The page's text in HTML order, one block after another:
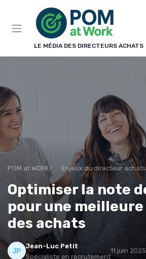
LE MÉDIA DES DIRECTEURS ACHATS
POM at WORK ! Enjeux du directeur achats
Optimiser la note
pour une
des achats
Jean-Luc Petit
Spécialiste en recrutement
11 juin 2025
Panneau de gestion des cookies